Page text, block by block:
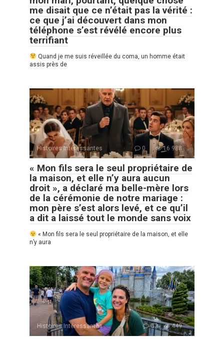
me disait que ce n’était pas la vérité :
ce que j’ai découvert dans mon
téléphone s’est révélé encore plus
terrifiant
Quand je me suis réveillée du coma, un homme était
assis près de
Histoires Intéressantes 0 16 988
« Mon fils sera le seul propriétaire de
la maison, et elle n’y aura aucun
droit », a déclaré ma belle-mère lors
de la cérémonie de notre mariage :
mon père s’est alors levé, et ce qu’il
a dit a laissé tout le monde sans voix
« Mon fils sera le seul propriétaire de la maison, et elle
n’y aura
Histoires Intéressantes 0 449